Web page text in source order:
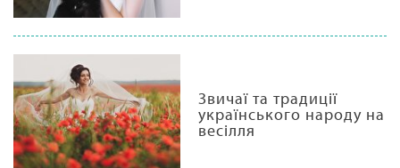
Звичаї та традиції
українського народу на
весілля